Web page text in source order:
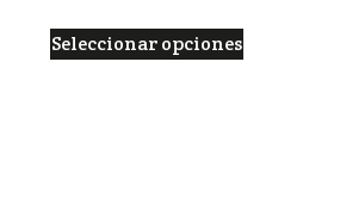
Seleccionar opciones